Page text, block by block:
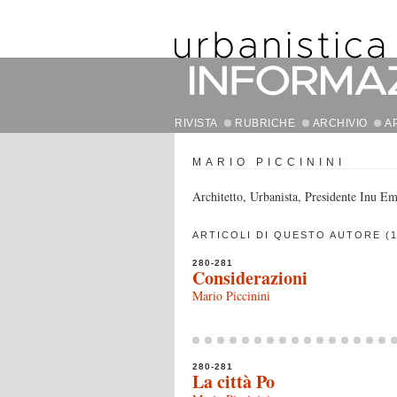
RIVISTA RUBRICHE ARCHIVIO
MARIO PICCININI
Architetto, Urbanista, Presidente Inu
ARTICOLI DI QUESTO AUTORE
280-281
Considerazioni
Mario Piccinini
280-281
La città Po